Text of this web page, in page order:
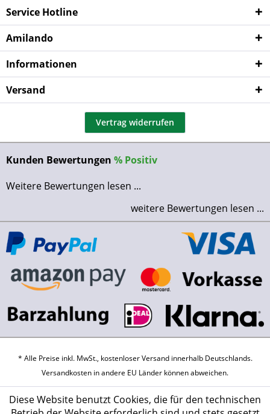
Service Hotline
Amilando
Informationen
Versand
Vertrag widerrufen
Kunden Bewertungen % Positiv
Weitere Bewertungen lesen ...
weitere Bewertungen lesen ...
* Alle Preise inkl. MwSt., kostenloser Versand innerhalb Deutschlands.
Versandkosten in andere EU Länder können abweichen.
Diese Website benutzt Cookies, die für den technischen